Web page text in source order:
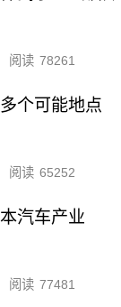
阅读 78261
个可能地点
阅读 65252
汽车产业
阅读 77481